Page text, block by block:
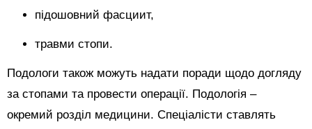
підошовний фасциит,
травми стопи.
Подологи також можуть надати поради щодо догляду
за стопами та провести операції. Подологія –
окремий розділ медицини. Спеціалісти ставлять